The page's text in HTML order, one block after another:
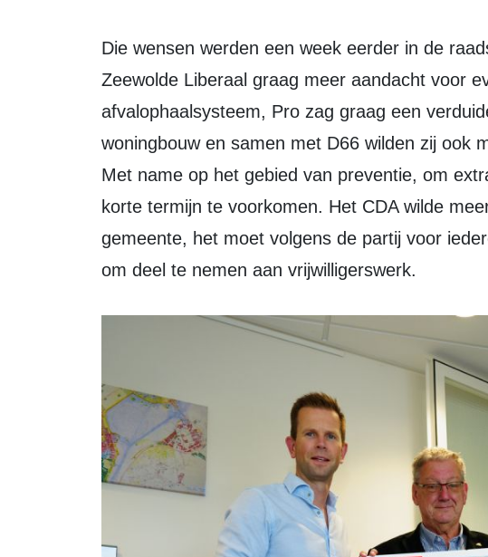
Die wensen werden een week eerder in de raadsvergadering gedeeld. Zo wilde
Zeewolde Liberaal graag meer aandacht voor
afvalophaalsysteem, Pro zag graag een
woningbouw en samen met D66 wilden zij ook
Met name op het gebied van preventie, om
korte termijn te voorkomen. Het CDA wilde
gemeente, het moet volgens de partij voor
om deel te nemen aan vrijwilligerswerk.